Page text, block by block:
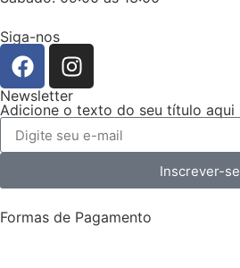
Siga-nos
Newsletter
Adicione o texto do seu título aqui
Inscrever-se
Formas de Pagamento